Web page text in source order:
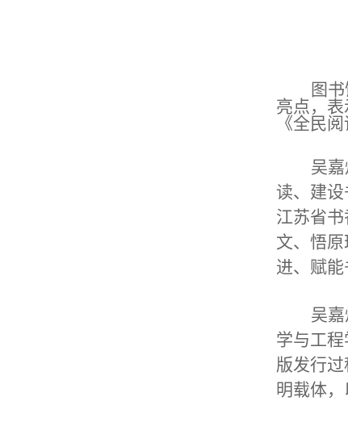
图
亮点，
《全民
吴
读、建
江苏省
文、悟
进、赋能
吴
学与工
版发行
明载体，